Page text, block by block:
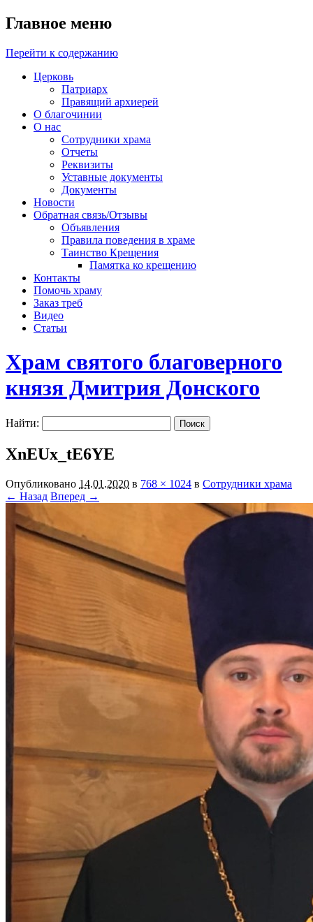
Главное меню
Перейти к содержанию
Церковь
Патриарх
Правящий архиерей
О благочинии
О нас
Сотрудники храма
Отчеты
Реквизиты
Уставные документы
Документы
Новости
Обратная связь/Отзывы
Объявления
Правила поведения в храме
Таинство Крещения
Памятка ко крещению
Контакты
Помочь храму
Заказ треб
Видео
Статьи
Храм святого благоверного
князя Дмитрия Донского
Найти:
XnEUx_tE6YE
Опубликовано 14.01.2020 в 768 × 1024 в Сотрудники храма
← Назад Вперед →